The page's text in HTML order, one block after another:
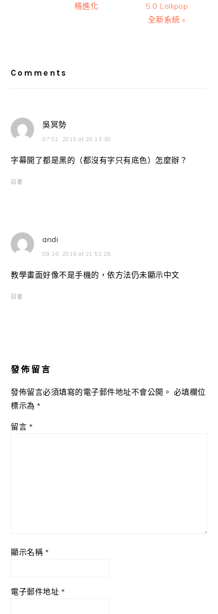
格進化
5.0 Lollipop
全新系統 »
Comments
吳冥勢
07 01, 2015 at 20:13:38
字幕開了都是黑的（都沒有字只有底色）怎麼辦？
回覆
andi
09 16, 2016 at 21:52:26
教學畫面好像不是手機的，依方法仍未顯示中文
回覆
發佈留言
發佈留言必須填寫的電子郵件地址不會公開。 必填欄位
標示為*
留言 *
顯示名稱 *
電子郵件地址 *